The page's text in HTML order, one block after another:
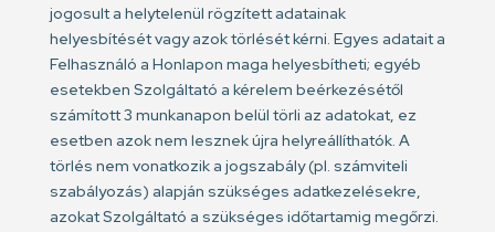
jogosult a helytelenül rögzített adatainak
helyesbítését vagy azok törlését kérni. Egyes adatait a
Felhasználó a Honlapon maga helyesbítheti; egyéb
esetekben Szolgáltató a kérelem beérkezésétől
számított 3 munkanapon belül törli az adatokat, ez
esetben azok nem lesznek újra helyreállíthatók. A
törlés nem vonatkozik a jogszabály (pl. számviteli
szabályozás) alapján szükséges adatkezelésekre,
azokat Szolgáltató a szükséges időtartamig megőrzi.